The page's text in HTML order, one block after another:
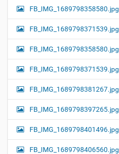
FB_IMG_1689798358580.jpg
FB_IMG_1689798371539.jpg
FB_IMG_1689798358580.jpg
FB_IMG_1689798371539.jpg
FB_IMG_1689798381267.jpg
FB_IMG_1689798397265.jpg
FB_IMG_1689798401496.jpg
FB_IMG_1689798406560.jpg